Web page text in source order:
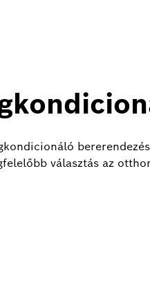
választás az